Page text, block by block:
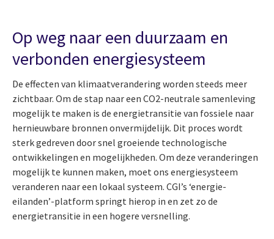
Op weg naar een duurzaam en
verbonden energiesysteem
De effecten van klimaatverandering worden steeds meer
zichtbaar. Om de stap naar een CO2-neutrale samenleving
mogelijk te maken is de energietransitie van fossiele naar
hernieuwbare bronnen onvermijdelijk. Dit proces wordt
sterk gedreven door snel groeiende technologische
ontwikkelingen en mogelijkheden. Om deze veranderingen
mogelijk te kunnen maken, moet ons energiesysteem
veranderen naar een lokaal systeem. CGI’s ‘energie-
eilanden’-platform springt hierop in en zet zo de
energietransitie in een hogere versnelling.